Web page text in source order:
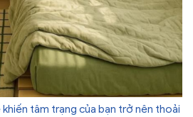
khiến tâm trạng của bạn trở nên thoải